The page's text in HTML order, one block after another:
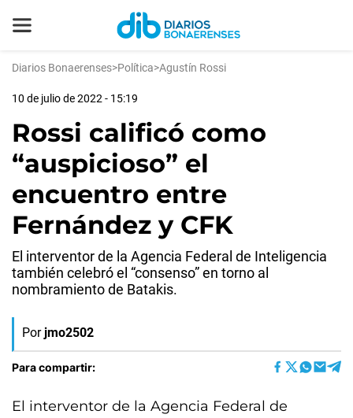
Diarios Bonaerenses>Política>Agustín Rossi
10 de julio de 2022 - 15:19
Rossi calificó como
“auspicioso” el
encuentro entre
Fernández y CFK
El interventor de la Agencia Federal de Inteligencia
también celebró el “consenso” en torno al
nombramiento de Batakis.
Por jmo2502
Para compartir:
El interventor de la Agencia Federal de